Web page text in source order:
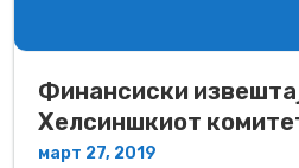
Финансиски
Хелсиншкиот
март 27, 2019